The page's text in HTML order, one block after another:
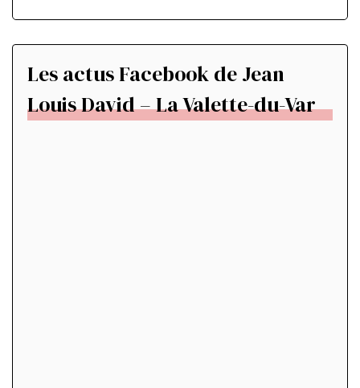
Les actus Facebook de Jean
Louis David – La Valette-du-Var